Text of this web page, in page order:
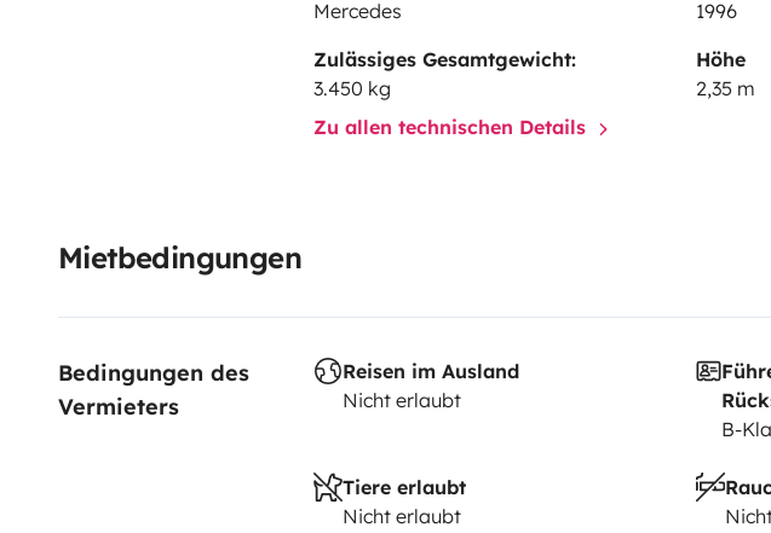
Mercedes
1996
Zulässiges Gesamtgewicht:
3.450 kg
Höhe
2,35 m
Zu allen technischen Details
Mietbedingungen
Bedingungen des
Vermieters
Reisen im Ausland
Nicht erlaubt
B-
Tiere erlaubt
Nicht erlaubt